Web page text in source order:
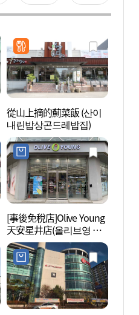
從山上摘的薊菜飯 (산이
내린밥상곤드레밥집)
[事後免稅店]Olive Young
天安星井店(올리브영 천
안성정점)